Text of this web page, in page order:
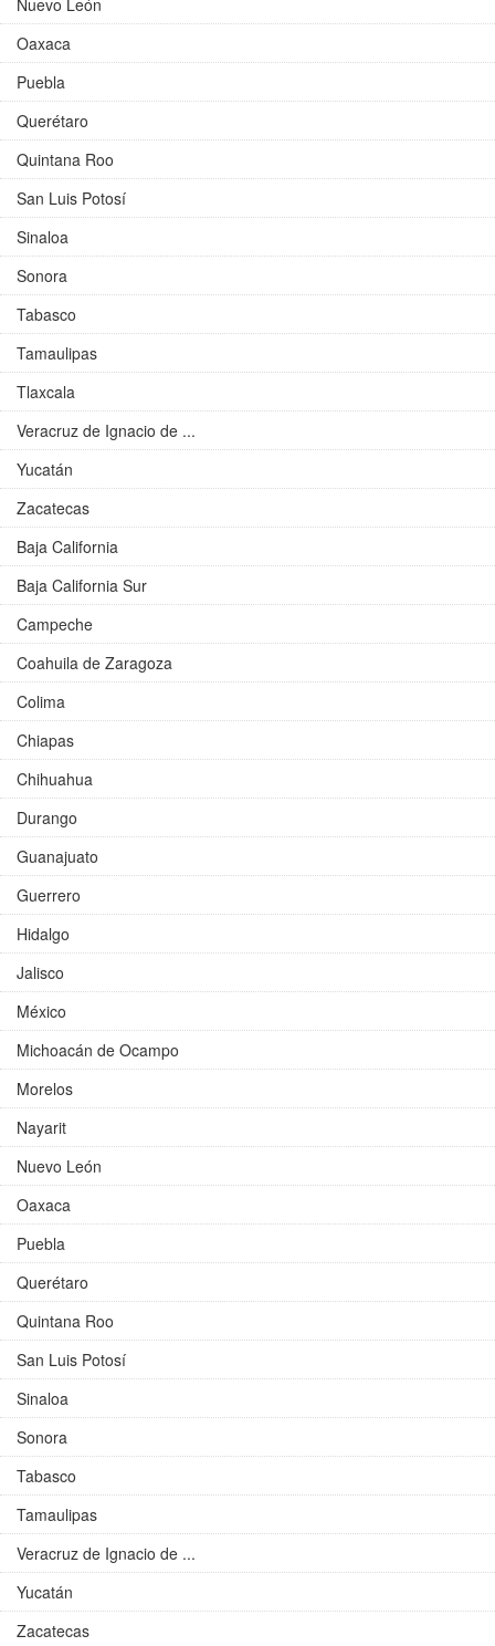
Nuevo León
Oaxaca
Puebla
Querétaro
Quintana Roo
San Luis Potosí
Sinaloa
Sonora
Tabasco
Tamaulipas
Tlaxcala
Veracruz de Ignacio de ...
Yucatán
Zacatecas
Baja California
Baja California Sur
Campeche
Coahuila de Zaragoza
Colima
Chiapas
Chihuahua
Durango
Guanajuato
Guerrero
Hidalgo
Jalisco
México
Michoacán de Ocampo
Morelos
Nayarit
Nuevo León
Oaxaca
Puebla
Querétaro
Quintana Roo
San Luis Potosí
Sinaloa
Sonora
Tabasco
Tamaulipas
Veracruz de Ignacio de ...
Yucatán
Zacatecas